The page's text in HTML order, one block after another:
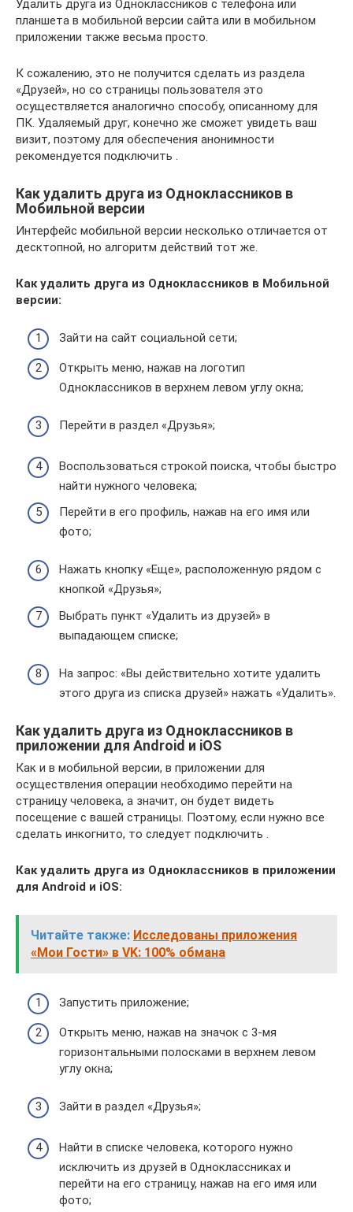
Удалить друга из Одноклассников с телефона или
планшета в мобильной версии сайта или в мобильном
приложении также весьма просто.
К сожалению, это не получится сделать из раздела
«Друзей», но со страницы пользователя это
осуществляется аналогично способу, описанному для
ПК. Удаляемый друг, конечно же сможет увидеть ваш
визит, поэтому для обеспечения анонимности
рекомендуется подключить .
Как удалить друга из Одноклассников в
Мобильной версии
Интерфейс мобильной версии несколько отличается от
десктопной, но алгоритм действий тот же.
Как удалить друга из Одноклассников в Мобильной
версии:
Зайти на сайт социальной сети;
Открыть меню, нажав на логотип
Одноклассников в верхнем левом углу окна;
Перейти в раздел «Друзья»;
Воспользоваться строкой поиска, чтобы быстро
найти нужного человека;
Перейти в его профиль, нажав на его имя или
фото;
Нажать кнопку «Еще», расположенную рядом с
кнопкой «Друзья»;
Выбрать пункт «Удалить из друзей» в
выпадающем списке;
На запрос: «Вы действительно хотите удалить
этого друга из списка друзей» нажать «Удалить».
Как удалить друга из Одноклассников в
приложении для Android и iOS
Как и в мобильной версии, в приложении для
осуществления операции необходимо перейти на
страницу человека, а значит, он будет видеть
посещение с вашей страницы. Поэтому, если нужно все
сделать инкогнито, то следует подключить .
Как удалить друга из Одноклассников в приложении
для Android и iOS:
Читайте также: Исследованы приложения
«Мои Гости» в VK: 100% обмана
Запустить приложение;
Открыть меню, нажав на значок с 3-мя
горизонтальными полосками в верхнем левом
углу окна;
Зайти в раздел «Друзья»;
Найти в списке человека, которого нужно
исключить из друзей в Одноклассниках и
перейти на его страницу, нажав на его имя или
фото;